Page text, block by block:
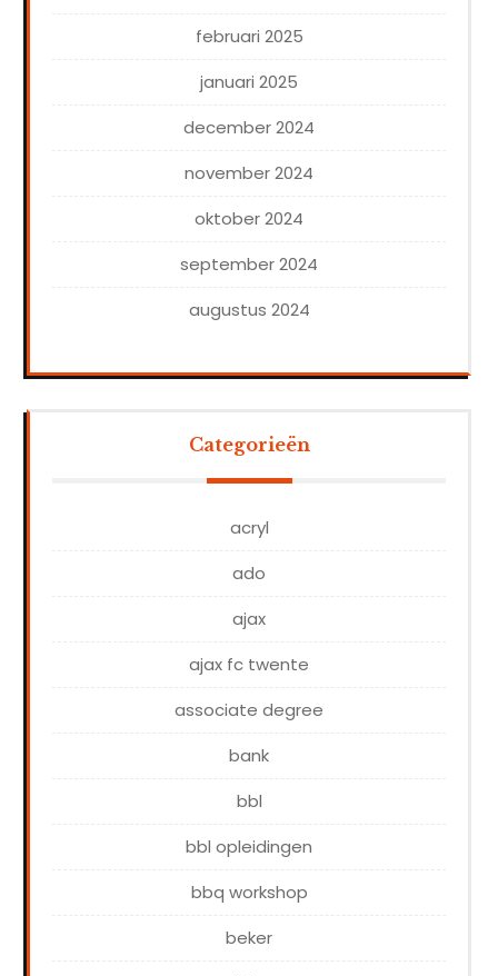
februari 2025
januari 2025
december 2024
november 2024
oktober 2024
september 2024
augustus 2024
Categorieën
acryl
ado
ajax
ajax fc twente
associate degree
bank
bbl
bbl opleidingen
bbq workshop
beker